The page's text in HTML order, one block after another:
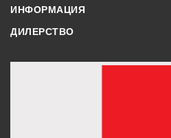
ИНФОРМАЦИЯ
ДИЛЕРСТВО